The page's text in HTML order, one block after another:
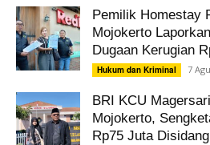
Pemilik Homestay
Mojokerto
Dugaan Kerugian
Hukum dan Kriminal 7
BRI KCU
Mojokerto,
Rp75 Juta